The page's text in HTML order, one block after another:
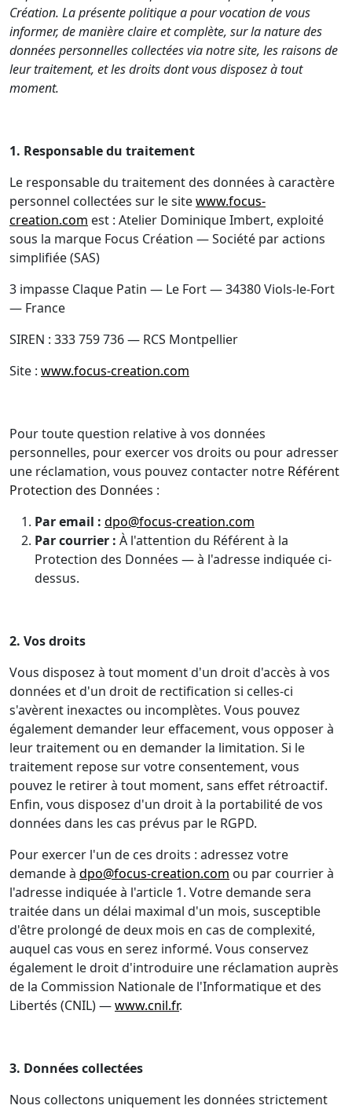
Création. La présente politique a pour vocation de vous
informer, de manière claire et complète, sur la nature des
données personnelles collectées via notre site, les raisons de
leur traitement, et les droits dont vous disposez à tout
moment.
1. Responsable du traitement
Le responsable du traitement des données à caractère
personnel collectées sur le sitewww.focus-
creation.com est : Atelier Dominique Imbert, exploité
sous la marque Focus Création — Société par actions
simplifiée (SAS)
3 impasse Claque Patin — Le Fort — 34380 Viols-le-Fort
— France
SIREN : 333 759 736 — RCS Montpellier
Site : www.focus-creation.com
Pour toute question relative à vos données
personnelles, pour exercer vos droits ou pour adresser
une réclamation, vous pouvez contacter notre Référent
Protection des Données :
Par email : dpo@focus-creation.com
Par courrier : À l'attention du Référent à la
Protection des Données — à l'adresse indiquée ci-
dessus.
2. Vos droits
Vous disposez à tout moment d'un droit d'accès à vos
données et d'un droit de rectification si celles-ci
s'avèrent inexactes ou incomplètes. Vous pouvez
également demander leur effacement, vous opposer à
leur traitement ou en demander la limitation. Si le
traitement repose sur votre consentement, vous
pouvez le retirer à tout moment, sans effet rétroactif.
Enfin, vous disposez d'un droit à la portabilité de vos
données dans les cas prévus par le RGPD.
Pour exercer l'un de ces droits : adressez votre
demande à dpo@focus-creation.com ou par courrier à
l'adresse indiquée à l'article 1. Votre demande sera
traitée dans un délai maximal d'un mois, susceptible
d'être prolongé de deux mois en cas de complexité,
auquel cas vous en serez informé. Vous conservez
également le droit d'introduire une réclamation auprès
de la Commission Nationale de l'Informatique et des
Libertés (CNIL) —www.cnil.fr.
3. Données collectées
Nous collectons uniquement les données strictement